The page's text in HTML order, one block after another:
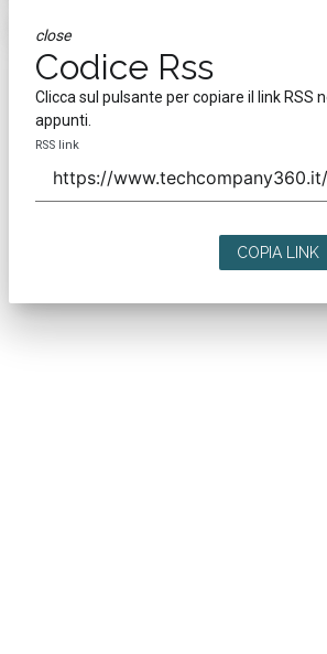
close
Codice Rss
Clicca sul pulsante per copiare il link RSS
appunti.
RSS link
COPIA LINK